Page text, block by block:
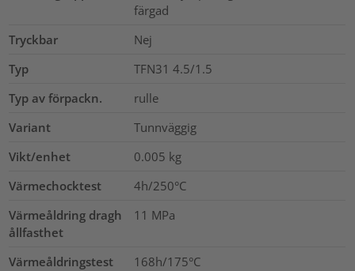
färgad
Tryckbar
Nej
Typ
TFN31 4.5/1.5
Typ av förpackn.
rulle
Variant
Tunnväggig
Vikt/enhet
0.005 kg
Värmechocktest
4h/250°C
Värmeåldring dragh
ållfasthet
11 MPa
Värmeåldringstest 168h/175°C